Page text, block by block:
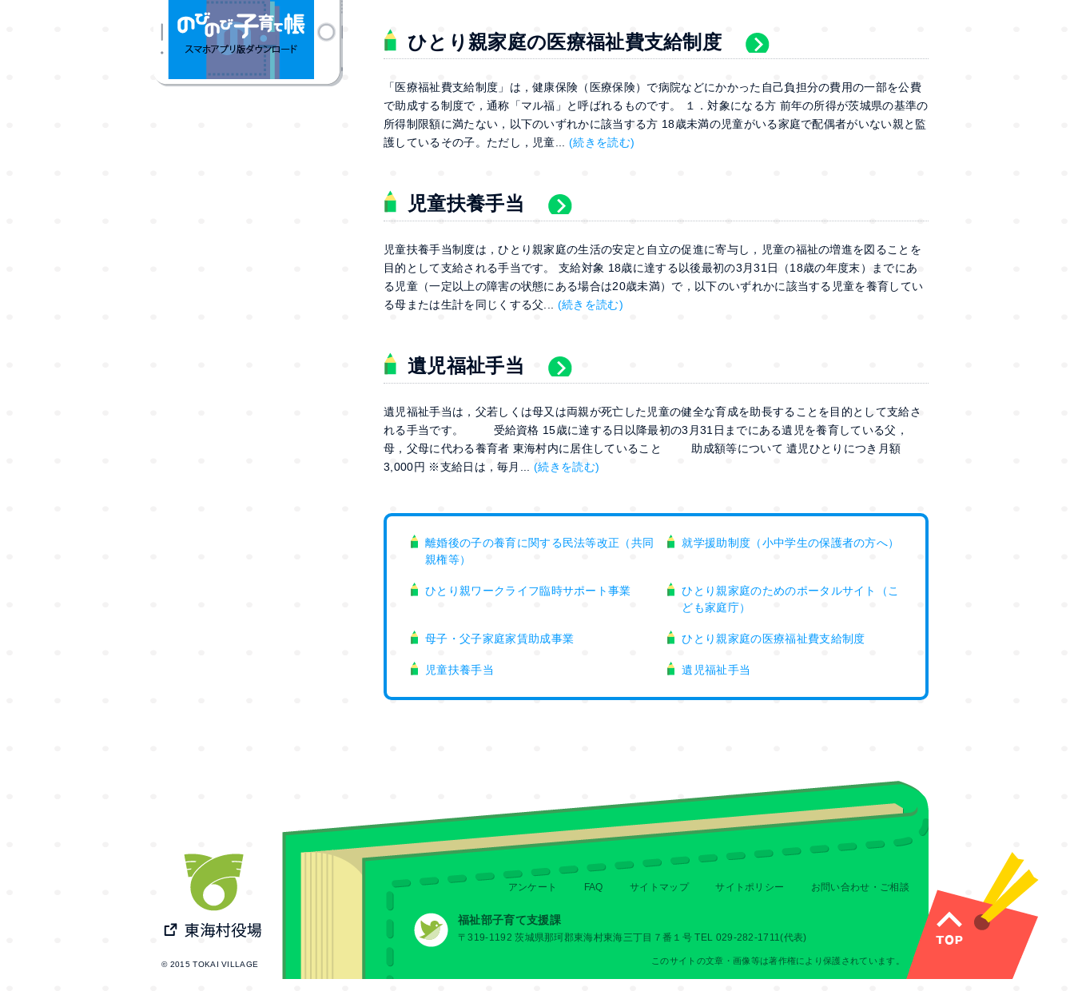
ひとり親家庭の医療福祉費支給制度
「医療福祉費支給制度」は，健康保険（医療保険）で病院などにかかった自己負担分の費用の一部を公費
で助成する制度で，通称「マル福」と呼ばれるものです。 １．対象になる方 前年の所得が茨城県の基準の
所得制限額に満たない，以下のいずれかに該当する方 18歳未満の児童がいる家庭で配偶者がいない親と監
護しているその子。ただし，児童... (続きを読む)
児童扶養手当
児童扶養手当制度は，ひとり親家庭の生活の安定と自立の促進に寄与し，児童の福祉の増進を図ることを
目的として支給される手当です。 支給対象 18歳に達する以後最初の3月31日（18歳の年度末）までにあ
る児童（一定以上の障害の状態にある場合は20歳未満）で，以下のいずれかに該当する児童を養育してい
る母または生計を同じくする父...
(続きを読む)
遺児福祉手当
遺児福祉手当は，父若しくは母又は両親が死亡した児童の健全な育成を助長することを目的として支給さ
れる手当です。 受給資格 15歳に達する日以降最初の3月31日までにある遺児を養育している父，
母，父母に代わる養育者 東海村内に居住していること 助成額等について 遺児ひとりにつき月額
3,000円 ※支給日は，毎月...
(続きを読む)
離婚後の子の養育に関する民法等改正（共同
親権等）
就学援助制度（小中学生の保護者の方へ）
ひとり親ワークライフ臨時サポート事業
ひとり親家庭のためのポータルサイト（こ
ども家庭庁）
母子・父子家庭家賃助成事業 ひとり親家庭の医療福祉費支給制度
児童扶養手当 遺児福祉手当
© 2015 TOKAI VILLAGE
アンケート FAQ サイトマップ サイトポリシー お問い合わせ・ご相談
福祉部子育て支援課
〒319-1192 茨城県那珂郡東海村東海三丁目７番１号 TEL 029-282-1711(代表)
このサイトの文章・画像等は著作権により保護されています。